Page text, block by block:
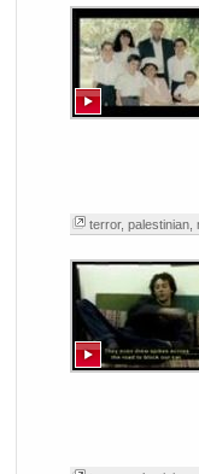
terror, palestinian,